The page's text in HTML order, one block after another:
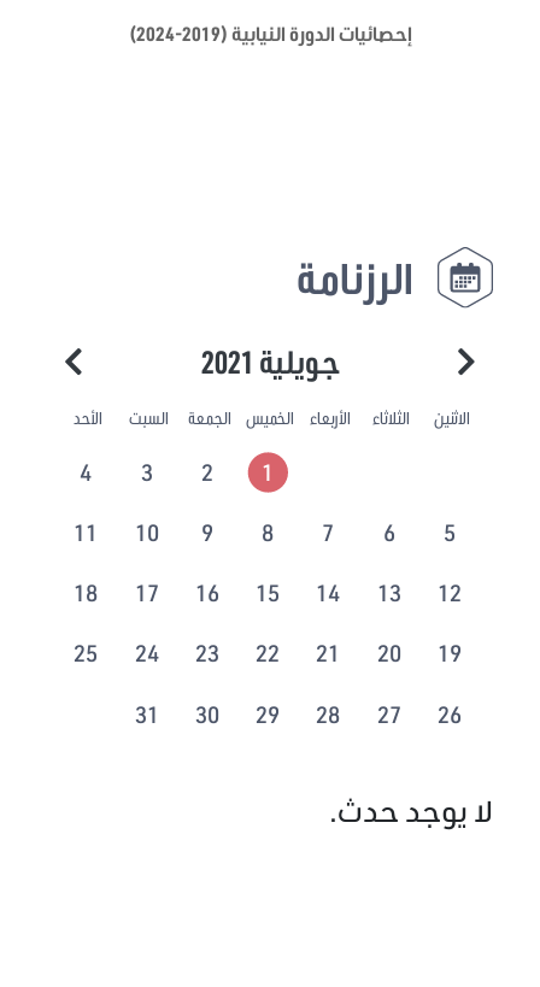
إحصائيات الدورة النيابية (2019-2024)
الرزنامة
جويلية 2021
الاثنين الثلاثاء الأربعاء الخميس الجمعة السبت الأحد
1
2
3
4
5
6
7
8
9
10
11
12
13
14
15
16
17
18
19
20
21
22
23
24
25
26
27
28
29
30
31
لا يوجد حدث.